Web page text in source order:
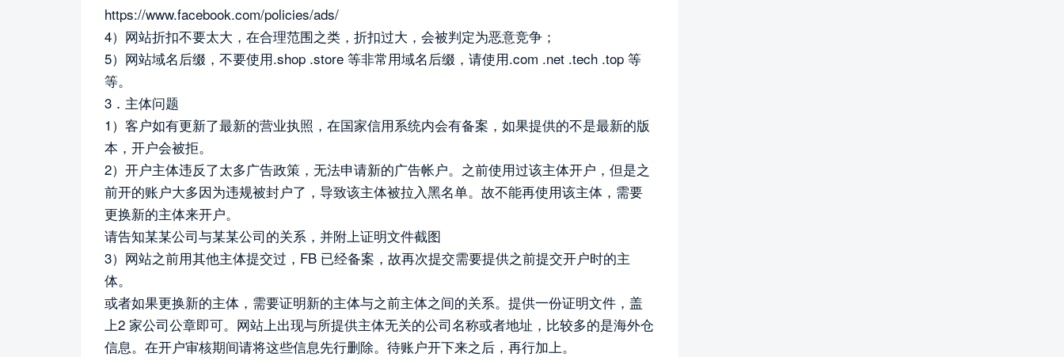
https://www.facebook.com/policies/ads/
4）网站折扣不要太大，在合理范围之类，折扣过大，会被判定为恶意竞争；
5）网站域名后缀，不要使用.shop .store 等非常用域名后缀，请使用.com .net .tech .top 等
等。
3．主体问题
1）客户如有更新了最新的营业执照，在国家信用系统内会有备案，如果提供的不是最新的版
本，开户会被拒。
2）开户主体违反了太多广告政策，无法申请新的广告帐户。之前使用过该主体开户，但是之
前开的账户大多因为违规被封户了，导致该主体被拉入黑名单。故不能再使用该主体，需要
更换新的主体来开户。
请告知某某公司与某某公司的关系，并附上证明文件截图
3）网站之前用其他主体提交过，FB 已经备案，故再次提交需要提供之前提交开户时的主
体。
或者如果更换新的主体，需要证明新的主体与之前主体之间的关系。提供一份证明文件，盖
上2 家公司公章即可。网站上出现与所提供主体无关的公司名称或者地址，比较多的是海外仓
信息。在开户审核期间请将这些信息先行删除。待账户开下来之后，再行加上。